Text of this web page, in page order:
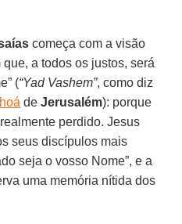
começa com a visão
a todos os justos, será
(“Yad Vashem”, como diz
deJerusalém): porque
perdido. Jesus
seus discípulos mais
seja o vosso Nome”, e a
uma memória nítida dos